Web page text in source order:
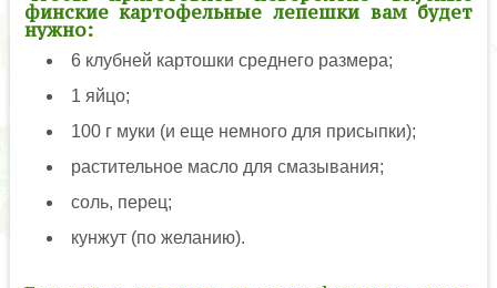
финские картофельные лепешки вам будет
нужно:
6 клубней картошки среднего размера;
1 яйцо;
100 г муки (и еще немного для присыпки);
растительное масло для смазывания;
соль, перец;
кунжут (по желанию).